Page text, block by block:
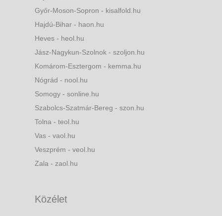
Győr-Moson-Sopron - kisalfold.hu
Hajdú-Bihar - haon.hu
Heves - heol.hu
Jász-Nagykun-Szolnok - szoljon.hu
Komárom-Esztergom - kemma.hu
Nógrád - nool.hu
Somogy - sonline.hu
Szabolcs-Szatmár-Bereg - szon.hu
Tolna - teol.hu
Vas - vaol.hu
Veszprém - veol.hu
Zala - zaol.hu
Közélet